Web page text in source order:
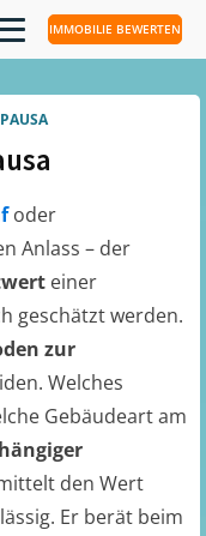
IMMOBILIE BEWERTEN
PAUSA
oder
Anlass – der
einer
geschätzt werden.
zur
Welches
Gebäudeart am
den Wert
Er berät beim